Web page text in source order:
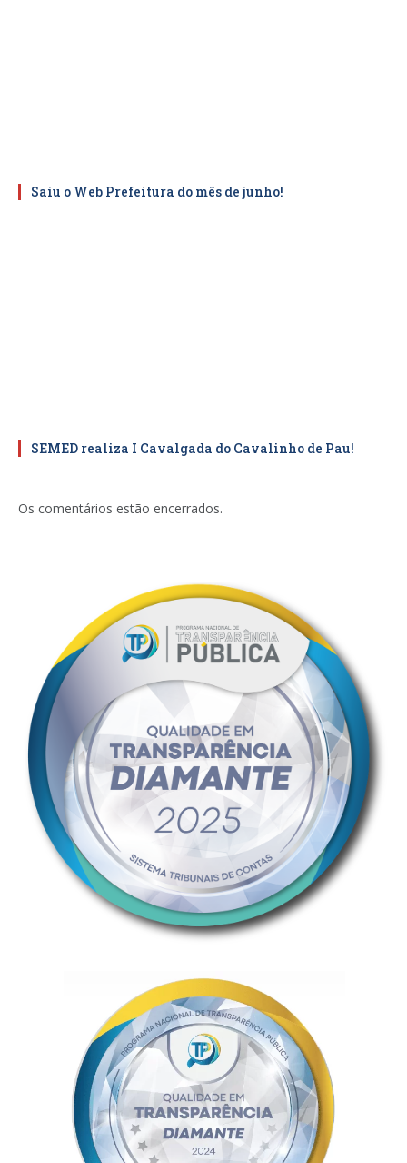
Saiu o Web Prefeitura do mês de junho!
SEMED realiza I Cavalgada do Cavalinho de Pau!
Os comentários estão encerrados.